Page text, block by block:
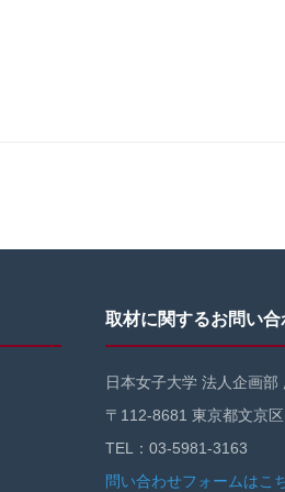
取材に関するお問い合
日本女子大学 法人企画部
〒112-8681 東京都文京
TEL：03-5981-3163
問い合わせフォームはこ